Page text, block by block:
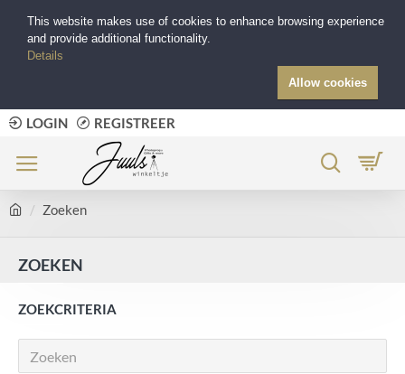
LOGIN REGISTREER
Zoeken
ZOEKEN
ZOEKCRITERIA
This website makes use of cookies to enhance browsing experience
and provide additional functionality.
Details
Allow cookies